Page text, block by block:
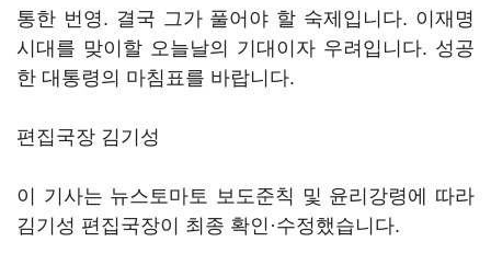
통한 번영. 결국 그가 풀어야 할 숙제입니다. 이재명
시대를 맞이할 오늘날의 기대이자 우려입니다. 성공
한 대통령의 마침표를 바랍니다.
편집국장 김기성
이 기사는 뉴스토마토 보도준칙 및 윤리강령에 따라
김기성 편집국장이 최종 확인·수정했습니다.